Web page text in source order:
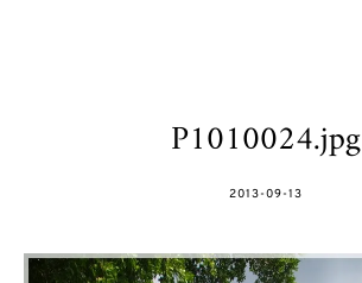
P1010024.jpg
POSTED
2013-09-13